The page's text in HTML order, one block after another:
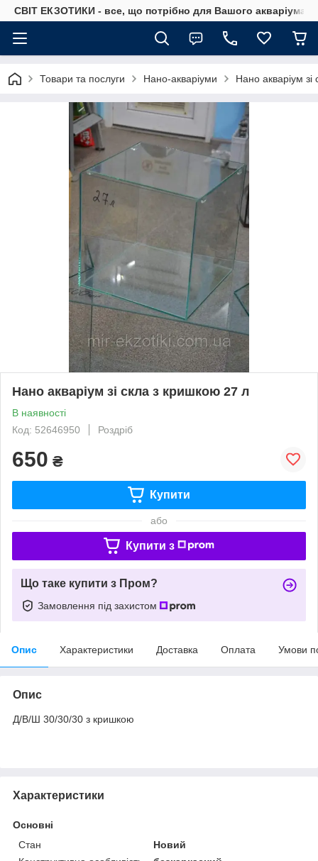
СВІТ ЕКЗОТИКИ - все, що потрібно для Вашого акваріума
Товари та послуги Нано-акваріуми Нано акваріум
Нано акваріум зі скла з кришкою 27 л
В наявності
Код: 52646950
Роздріб
650 ₴
Купити
або
Купити з
Що таке купити з Пром?
Замовлення під захистом
Опис Характеристики Доставка Оплата Умови
Опис
Д/В/Ш 30/30/30 з кришкою
Характеристики
Основні
Стан
Новий